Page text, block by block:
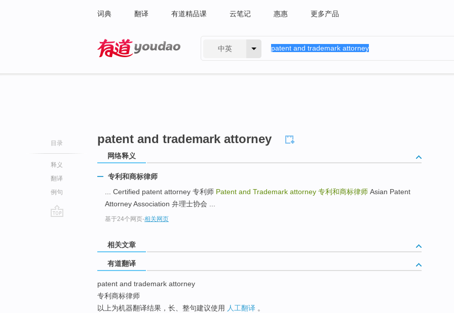
词典 翻译 有道精品课 云笔记 惠惠 更多产品
中英
目录
释义
翻译
例句
patent and trademark attorney
网络释义
专利和商标律师
... Certified patent attorney 专利师 Patent and Trademark attorney 专利和商标律师 Asian Patent
Attorney Association 弁理士协会 ...
基于24个网页-相关网页
相关文章
有道翻译
patent and trademark attorney
专利商标律师
以上为机器翻译结果，长、整句建议使用 人工翻译 。